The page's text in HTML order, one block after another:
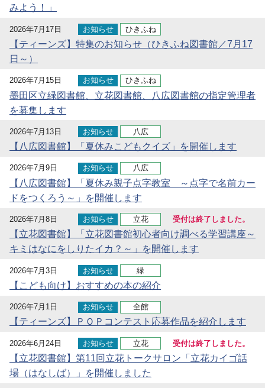
みよう！」
2026年7月17日 お知らせ ひきふね
【ティーンズ】特集のお知らせ（ひきふね図書館／7月17
日～）
2026年7月15日 お知らせ ひきふね
墨田区立緑図書館、立花図書館、八広図書館の指定管理者
を募集します
2026年7月13日 お知らせ 八広
【八広図書館】「夏休みこどもクイズ」を開催します
2026年7月9日 お知らせ 八広
【八広図書館】「夏休み親子点字教室 ～点字で名前カー
ドをつくろう～」を開催します
2026年7月8日 お知らせ 立花 受付は終了しました。
【立花図書館】「立花図書館初心者向け調べる学習講座～
キミはなにをしりたイカ？～」を開催します
2026年7月3日 お知らせ 緑
【こども向け】おすすめの本の紹介
2026年7月1日 お知らせ 全館
【ティーンズ】ＰＯＰコンテスト応募作品を紹介します
2026年6月24日 お知らせ 立花 受付は終了しました。
【立花図書館】第11回立花トークサロン「立花カイゴ話
場（はなしば）」を開催しました